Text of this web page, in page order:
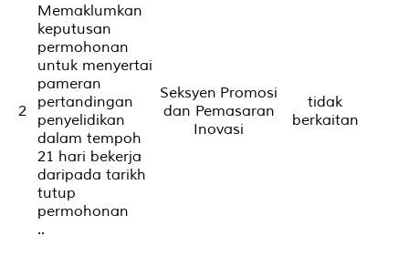
2
Memaklumkan
keputusan
permohonan
untuk menyertai
pameran
pertandingan
penyelidikan
dalam tempoh
21 hari bekerja
daripada tarikh
tutup
permohonan
..
Seksyen Promosi
dan Pemasaran
Inovasi
tidak
berkaitan